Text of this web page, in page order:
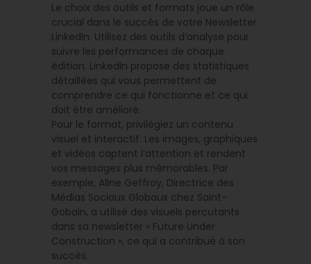
Le choix des outils et formats joue un rôle
crucial dans le succès de votre Newsletter
LinkedIn. Utilisez des outils d’analyse pour
suivre les performances de chaque
édition. LinkedIn propose des statistiques
détaillées qui vous permettent de
comprendre ce qui fonctionne et ce qui
doit être amélioré.
Pour le format, privilégiez un contenu
visuel et interactif. Les images, graphiques
et vidéos captent l’attention et rendent
vos messages plus mémorables. Par
exemple, Aline Geffroy, Directrice des
Médias Sociaux Globaux chez Saint-
Gobain, a utilisé des visuels percutants
dans sa newsletter « Future Under
Construction », ce qui a contribué à son
succès.